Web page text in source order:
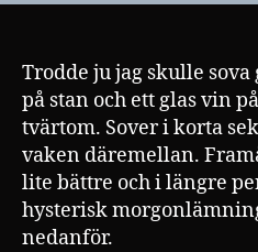
Trodde ju jag skulle
på stan och ett glas vin
tvärtom. Sover i korta
vaken däremellan.
lite bättre och i längre
hysterisk
nedanför.